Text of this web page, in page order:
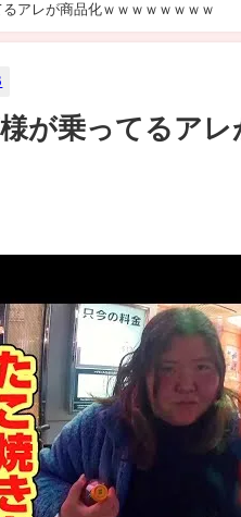
アレが商品化ｗｗｗｗｗｗｗｗ
が乗ってるア